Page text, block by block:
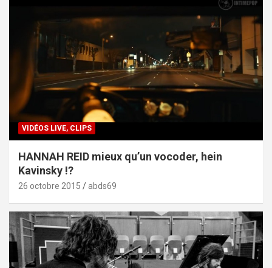
VIDÉOS LIVE, CLIPS
HANNAH REID mieux qu’un vocoder, hein
Kavinsky !?
26 octobre 2015 abds69